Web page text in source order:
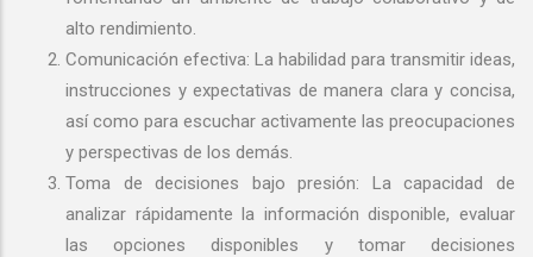
alto rendimiento.
Comunicación efectiva: La habilidad para transmitir ideas,
instrucciones y expectativas de manera clara y concisa,
así como para escuchar activamente las preocupaciones
y perspectivas de los demás.
Toma de decisiones bajo presión: La capacidad de
analizar rápidamente la información disponible, evaluar
las opciones disponibles y tomar decisiones